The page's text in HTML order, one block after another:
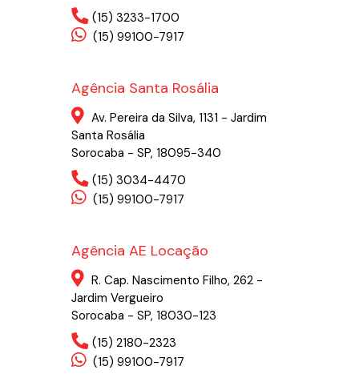
(15) 3233-1700
(15) 99100-7917
Agência Santa Rosália
Av. Pereira da Silva, 1131 - Jardim
Santa Rosália
Sorocaba - SP, 18095-340
(15) 3034-4470
(15) 99100-7917
Agência AE Locação
R. Cap. Nascimento Filho, 262 -
Jardim Vergueiro
Sorocaba - SP, 18030-123
(15) 2180-2323
(15) 99100-7917